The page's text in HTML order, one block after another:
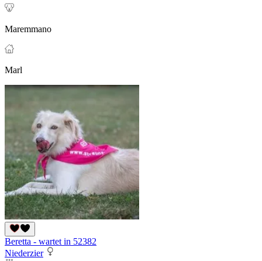
Maremmano
Marl
Beretta - wartet in 52382
Niederzier